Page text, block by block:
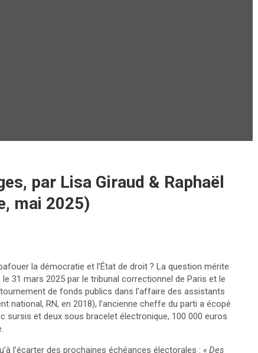
par Lisa Giraud & Raphaël
mai 2025)
la démocratie et l’État de droit? La question mérite
31 mars 2025 par le tribunal correctionnel de Paris et le
de fonds publics dans l’affaire des assistants
national, RN, en 2018), l’ancienne cheffe du parti a écopé
sursis et deux sous bracelet électronique, 100 000 euros
l’écarter des prochaines échéances électorales : «Des